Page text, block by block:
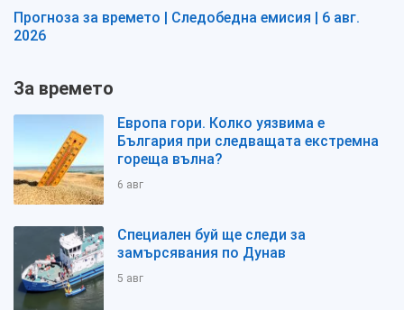
Прогноза за времето | Следобедна емисия | 6 авг.
2026
За времето
Европа гори. Колко уязвима е
България при следващата екстремна
гореща вълна?
6 авг
Специален буй ще следи за
замърсявания по Дунав
5 авг